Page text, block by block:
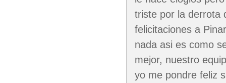
triste por la derrota
felicitaciones a
nada asi es como
mejor, nuestro
yo me pondre feliz